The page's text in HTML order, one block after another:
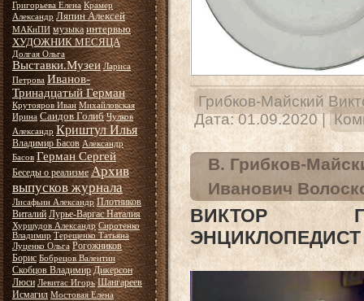
Григорьева Елена Крамер
Александр Ляпин Алексей
МАКиПИ музыка интервью
ХУДОЖНИК МЕСЯЦА
Долгая Ольга
Выставки.Музеи Лариса
Петрова Иванов-
Тринадцатый Герман
Крутояров Иван Михайловская
Ирина Саидов Голиб Чулков
Александр Криштул Илья
Владимир Басов Александр
Басов Герман Сергей
Беседы о реализме Архив
выпусков журнала
Лисафьин Александр Плотников
Виталий Лурье-Варгас Наталия
Хуршудов Александр Сиротенко
Владимир Терещенко Татьяна
Луценко Ольга Рогожников
Борис Бобрецов Валентин
Скобцов Владимир Дикерсон
Люси Левитас Игорь Шангареев
Исмагил Мостовая Елена
Грибков-Майский
Дата: 01.09.2020 |
В. Грибков-
Иванович
ВИКТОР